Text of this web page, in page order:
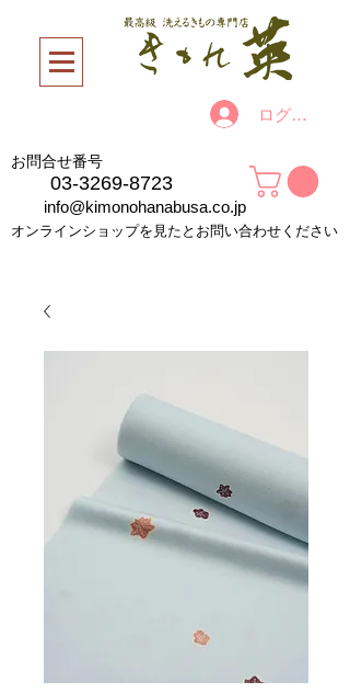
ログイン
お問合せ番号
03-3269-8723
info@kimonohanabusa.co.jp
オンラインショップを見たとお問い合わせください